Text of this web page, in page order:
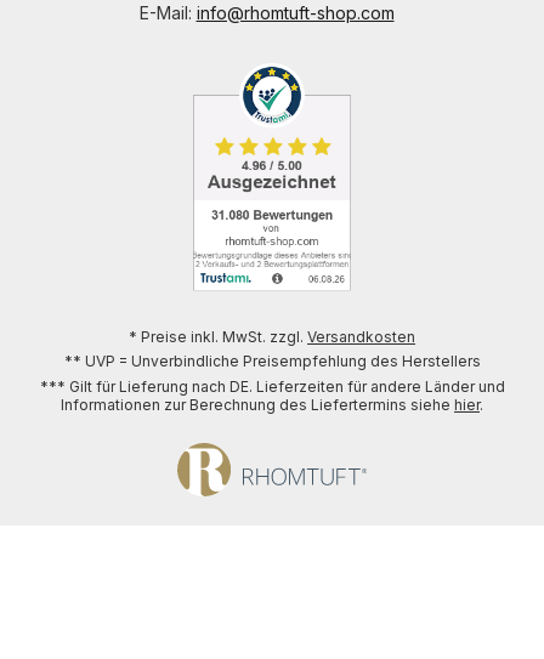
E-Mail: info@rhomtuft-shop.com
* Preise inkl. MwSt. zzgl. Versandkosten
** UVP = Unverbindliche Preisempfehlung des Herstellers
*** Gilt für Lieferung nach DE. Lieferzeiten für andere Länder und
Informationen zur Berechnung des Liefertermins siehe hier.